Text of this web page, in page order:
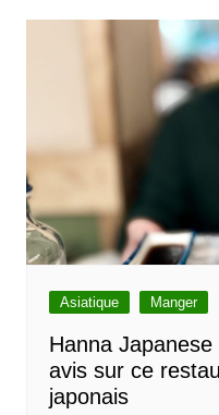
Asiatique Manger
Hanna
avis sur ce
japonais